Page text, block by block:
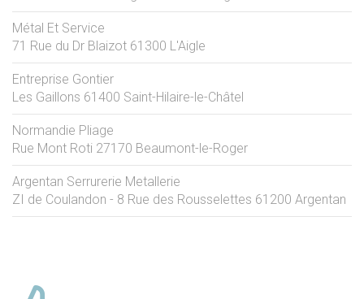
Métal Et Service
71 Rue du Dr Blaizot 61300 L'Aigle
Entreprise Gontier
Les Gaillons 61400 Saint-Hilaire-le-Châtel
Normandie Pliage
Rue Mont Roti 27170 Beaumont-le-Roger
Argentan Serrurerie Metallerie
ZI de Coulandon - 8 Rue des Rousselettes 61200 Argentan